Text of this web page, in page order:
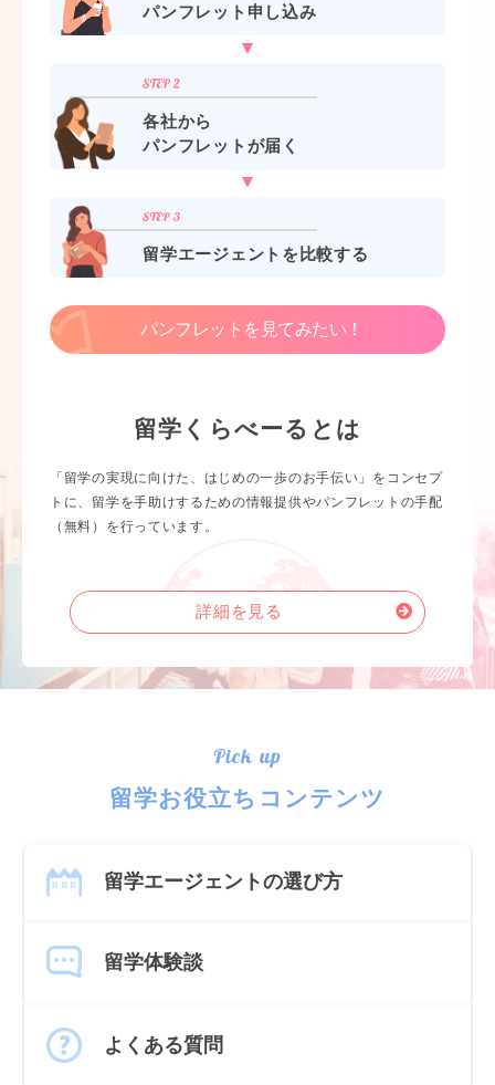
パンフレット申し込み
各社から
パンフレットが届く
留学エージェントを比較する
パンフレットを見てみたい！
留学くらべーるとは
「留学の実現に向けた、はじめの一歩のお手伝い」をコンセプ
トに、留学を手助けするための情報提供やパンフレットの手配
（無料）を行っています。
詳細を見る
Pick up
留学お役立ちコンテンツ
留学エージェントの選び方
留学体験談
よくある質問